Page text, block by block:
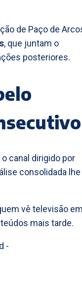
de Paço de
, que juntam o
posteriores.
canal dirigido por
consolidada lhe
vê televisão
mais tarde.
-